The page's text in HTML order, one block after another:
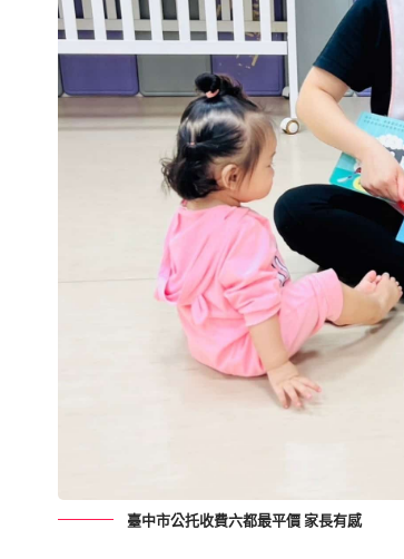
臺中市公托收費六都最平價 家長有感